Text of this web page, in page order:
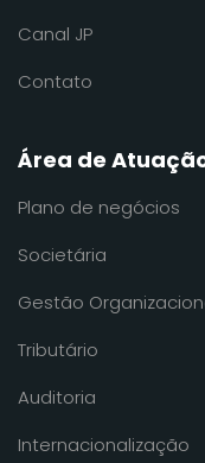
Canal JP
Contato
Área de
Plano de negócios
Societária
Gestão
Tributário
Auditoria
Internacionalização